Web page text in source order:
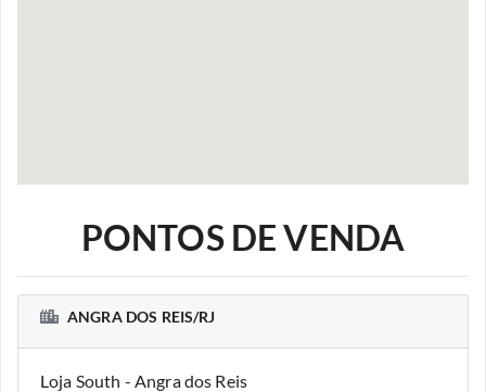
PONTOS DE VENDA
ANGRA DOS REIS/RJ
Loja South - Angra dos Reis